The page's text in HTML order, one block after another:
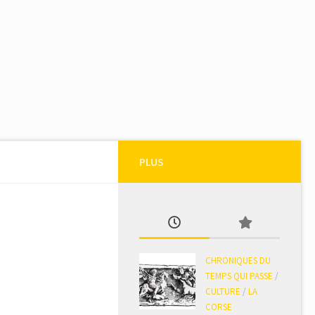
PLUS
CHRONIQUES DU
TEMPS QUI PASSE /
CULTURE / LA
CORSE